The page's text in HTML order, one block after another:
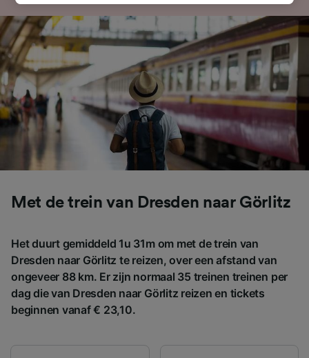
Met de trein van Dresden naar Görlitz
Het duurt gemiddeld 1u 31m om met de trein van
Dresden naar Görlitz te reizen, over een afstand van
ongeveer 88 km. Er zijn normaal 35 treinen treinen per
dag die van Dresden naar Görlitz reizen en tickets
beginnen vanaf € 23,10.
belangen wordt gemaakt. Je kunt deze
instellingen op elk moment wijzigen op de
pagina met onze privacyverklaring. Deze
keuzes worden aan onze partners
doorgegeven en hebben geen invloed op
browsegegevens. Je gegevens worden niet
gebruikt voor tracking als je ons hebt
gevraagd om je niet te volgen.
Wij en onze partners verwerken gegevens
Precieze geolocatiegegevens gebruiken. De
opslaan en/of openen. Gepersonaliseerde
advertenties en content, advertentie- en
contentmetingen, doelgroepenonderzoek en
ontwikkeling van diensten.
Partnerlijst (derden)